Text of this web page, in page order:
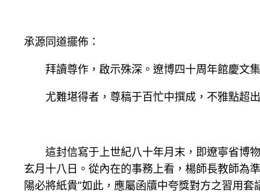
承源同道擺佈：
拜讀尊作，啟示殊深。遼博四十周年館慶文
尤難堪得者，尊稿于百忙中撰成，不雅點超
這封信寫于上世紀八十年月末，即遼寧省博
玄月十八日。從內在的事務上看，楊師長教師為
陽必將紙貴”如此，應屬函牘中夸獎對方之習用